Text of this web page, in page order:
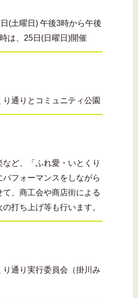
(土曜日) 午後3時から午後
は、25日(日曜日)開催
通りとコミュニティ公園
など、「ふれ愛・いとくり
パフォーマンスをしながら
て、商工会や商店街による
打ち上げ等も行います。
り通り実行委員会（掛川み